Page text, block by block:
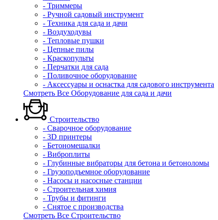
- Триммеры
- Ручной садовый инструмент
- Техника для сада и дачи
- Воздуходувы
- Тепловые пушки
- Цепные пилы
- Краскопульты
- Перчатки для сада
- Поливочное оборудование
- Аксессуары и оснастка для садового инструмента
Смотреть Все Оборудование для сада и дачи
Строительство
- Сварочное оборудование
- 3D принтеры
- Бетономешалки
- Виброплиты
- Глубинные вибраторы для бетона и бетоноломы
- Грузоподъемное оборудование
- Насосы и насосные станции
- Строительная химия
- Трубы и фитинги
- Снятое с производства
Смотреть Все Строительство